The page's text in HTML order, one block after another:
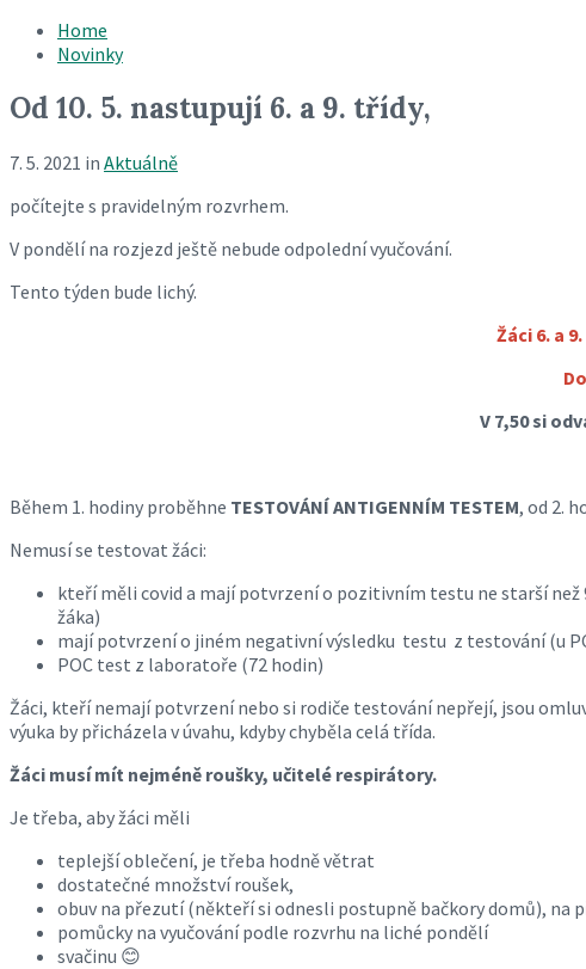
search
Home
Novinky
Od 10. 5. nastupují 6. a 9. třídy,
7. 5. 2021 in Aktuálně
počítejte s pravidelným rozvrhem.
V pondělí na rozjezd ještě nebude odpolední vyučování.
Tento týden bude lichý.
Žáci 6. a
V 7,50 si
Během 1. hodiny proběhne TESTOVÁNÍ ANTIGENNÍM TESTEM, od 2.
Nemusí se testovat žáci:
kteří měli covid a mají potvrzení o pozitivním testu ne starší
žáka)
mají potvrzení o jiném negativní výsledku testu z testování (u
POC test z laboratoře (72 hodin)
Žáci, kteří nemají potvrzení nebo si rodiče testování nepřejí, jsou
výuka by přicházela v úvahu, kdyby chyběla celá třída.
Žáci musí mít nejméně roušky, učitelé respirátory.
Je třeba, aby žáci měli
teplejší oblečení, je třeba hodně větrat
dostatečné množství roušek,
obuv na přezutí (někteří si odnesli postupně bačkory domů), na
pomůcky na vyučování podle rozvrhu na liché pondělí
svačinu 😊